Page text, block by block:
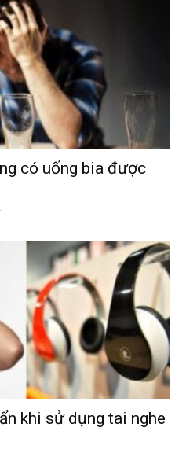
có uống bia được
khi sử dụng tai nghe